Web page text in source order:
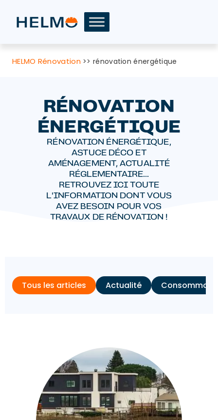
HELMO Rénovation>>rénovation énergétique
RÉNOVATION
ÉNERGÉTIQUE
RÉNOVATION ÉNERGÉTIQUE,
ASTUCE DÉCO ET
AMÉNAGEMENT, ACTUALITÉ
RÉGLEMENTAIRE...
RETROUVEZ ICI TOUTE
L'INFORMATION DONT VOUS
AVEZ BESOIN POUR VOS
TRAVAUX DE RÉNOVATION !
Actualité
Tous les articles